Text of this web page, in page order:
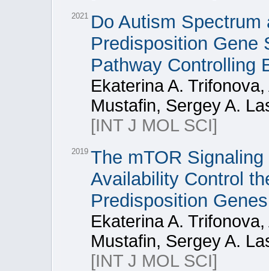
2021 Do Autism
Predisposition Gene
Pathway Controlling
Ekaterina A.
Mustafin, Sergey A.
[INT J MOL SCI]
2019 The mTOR
Availability Control
Predisposition Genes
Ekaterina A.
Mustafin, Sergey A.
[INT J MOL SCI]